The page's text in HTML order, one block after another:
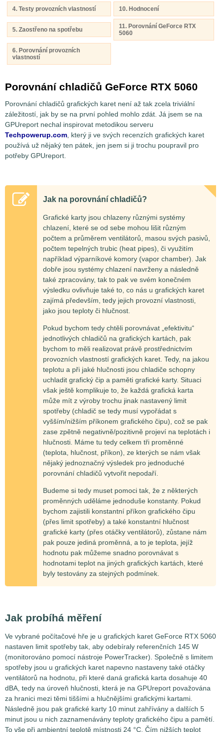
4. Testy provozních vlastností 10. Hodnocení
5. Zaostřeno na spotřebu
11. Porovnání GeForce RTX
5060
6. Porovnání provozních
vlastností
Porovnání chladičů GeForce RTX 5060
Porovnání chladičů grafických karet není až tak zcela triviální
záležitostí, jak by se na první pohled mohlo zdát. Já jsem se na
GPUreport nechal inspirovat metodikou serveru
Techpowerup.com, který ji ve svých recenzích grafických karet
používá už nějaký ten pátek, jen jsem si ji trochu poupravil pro
potřeby GPUreport.
Jak na porovnání chladičů?
Grafické karty jsou chlazeny různými systémy
chlazení, které se od sebe mohou lišit různým
počtem a průměrem ventilátorů, masou svých pasivů,
počtem tepelných trubic (heat pipes), či využitím
například výparníkové komory (vapor chamber). Jak
dobře jsou systémy chlazení navrženy a následně
také zpracovány, tak to pak ve svém konečném
výsledku ovlivňuje také to, co nás u grafických karet
zajímá především, tedy jejich provozní vlastnosti,
jako jsou teploty či hlučnost.
Pokud bychom tedy chtěli porovnávat „efektivitu“
jednotlivých chladičů na grafických kartách, pak
bychom to měli realizovat právě prostřednictvím
provozních vlastností grafických karet. Tedy, na jakou
teplotu a při jaké hlučnosti jsou chladiče schopny
uchladit grafický čip a paměti grafické karty. Situaci
však ještě komplikuje to, že každá grafická karta
může mít z výroby trochu jinak nastavený limit
spotřeby (chladič se tedy musí vypořádat s
vyšším/nižším příkonem grafického čipu), což se pak
zase zpětně negativně/pozitivně projeví na teplotách i
hlučnosti. Máme tu tedy celkem tři proměnné
(teplota, hlučnost, příkon), ze kterých se nám však
nějaký jednoznačný výsledek pro jednoduché
porovnání chladičů vytvořit nepodaří.
Budeme si tedy muset pomoci tak, že z některých
proměnných uděláme jednoduše konstanty. Pokud
bychom zajistili konstantní příkon grafického čipu
(přes limit spotřeby) a také konstantní hlučnost
grafické karty (přes otáčky ventilátorů), zůstane nám
pak pouze jediná proměnná, a to je teplota, jejíž
hodnotu pak můžeme snadno porovnávat s
hodnotami teplot na jiných grafických kartách, které
byly testovány za stejných podmínek.
Jak probíhá měření
Ve vybrané počítačové hře je u grafických karet GeForce RTX 5060
nastaven limit spotřeby tak, aby odebíraly referenčních 145 W
(monitorováno pomocí nástroje PowerTracker). Společně s limitem
spotřeby jsou u grafických karet napevno nastaveny také otáčky
ventilátorů na hodnotu, při které daná grafická karta dosahuje 40
dBA, tedy na úroveň hlučnosti, která je na GPUreport považována
za hranici mezi těmi tiššími a hlučnějšími grafickými kartami.
Následně jsou pak grafické karty 10 minut zahřívány a dalších 5
minut jsou u nich zaznamenávány teploty grafického čipu a pamětí.
To vše při ambientní teplotě místnosti 24 °C. Čím nižších teplot